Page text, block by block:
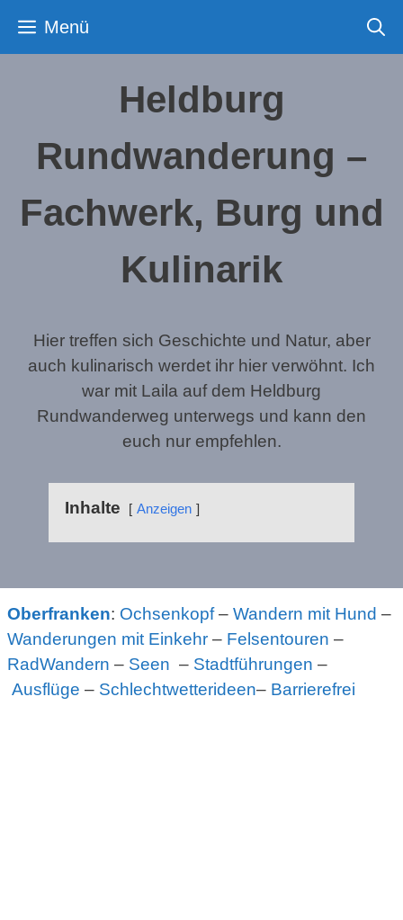
Inhalt Menü
Heldburg
Rundwanderung –
Fachwerk, Burg und
Kulinarik
Hier treffen sich Geschichte und Natur, aber
auch kulinarisch werdet ihr hier verwöhnt. Ich
war mit Laila auf dem Heldburg
Rundwanderweg unterwegs und kann den
euch nur empfehlen.
Inhalte Anzeigen
Oberfranken: Ochsenkopf– Wandern mit Hund –
Wanderungen mit Einkehr – Felsentouren –
RadWandern – Seen – Stadtführungen –
Ausflüge – Schlechtwetterideen– Barrierefrei